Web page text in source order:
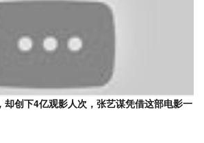
却创下4亿观影人次，张艺谋凭借这部电影一